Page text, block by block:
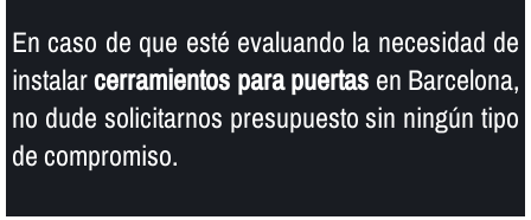
En caso de que esté evaluando la necesidad de
instalarcerramientos para puertas en Barcelona,
no dude solicitarnos presupuesto sin ningún tipo
de compromiso.